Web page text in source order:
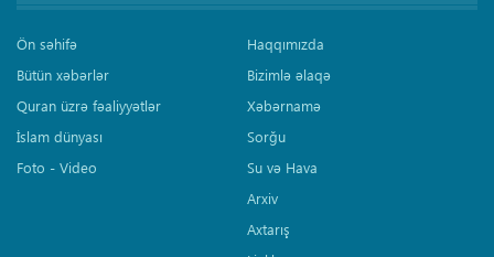
Ön səhifə
Bütün xəbərlər
Quran üzrə fəaliyyətlər
İslam dünyası
Foto - Video
Haqqımızda
Bizimlə əlaqə
Xəbərnamə
Sorğu
Su və Hava
Arxiv
Axtarış